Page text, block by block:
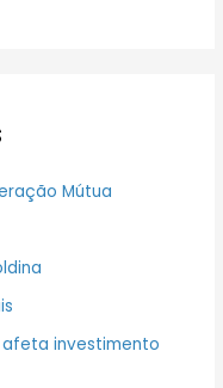
Mútua
investimento